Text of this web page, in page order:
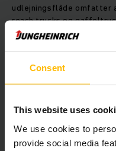
Consent
This website uses
We use cookies to
provide social media
udlejningsflåde
reach trucks og
os fra blot 1 dag og så
vil leje,